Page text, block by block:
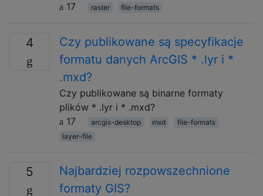
17
raster file-formats
4
Czy publikowane są specyfikacje
formatu danych ArcGIS * .lyr i *
.mxd?
Czy publikowane są binarne formaty
plików * .lyr i * .mxd?
17
arcgis-desktop mxd
file-formats
layer-file
5
Najbardziej rozpowszechnione
formaty GIS?